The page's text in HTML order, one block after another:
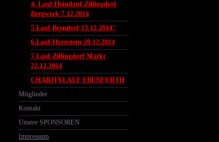
4. Lauf Heimlauf Zillingdorf
Bergwerk 7.12.2014
5.Lauf Berndorf 13.12.2014"
6.Lauf Hornstein 20.12.2014
7.Lauf Zillingdorf Markt
22.12.2014
CHARITYLAUF EBENFURTH
Mitglieder
Kontakt
Unsere SPONSOREN
Impressum